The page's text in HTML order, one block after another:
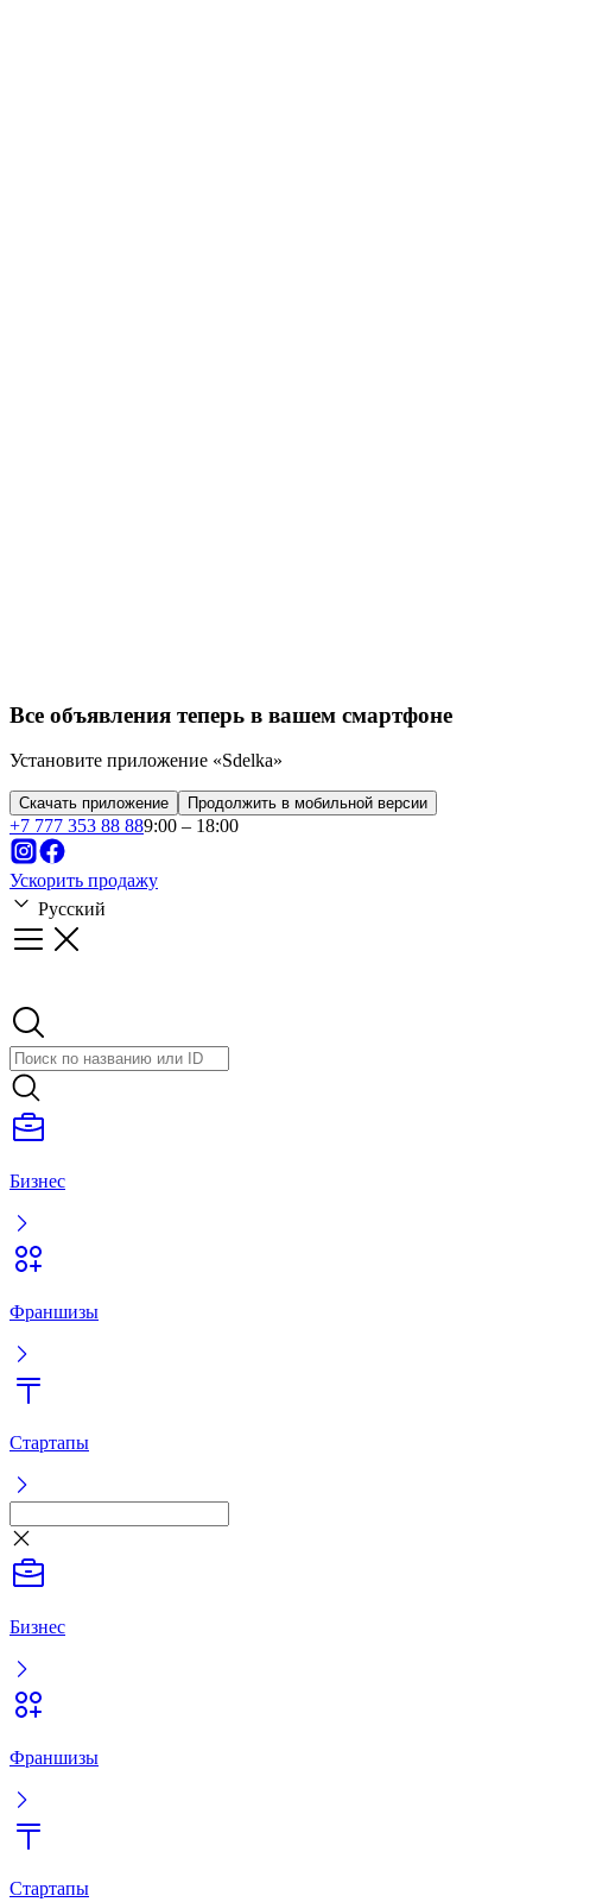
Все объявления теперь в вашем смартфоне
Установите приложение «Sdelka»
Скачать приложение Продолжить в мобильной версии
+7 777 353 88 889:00 – 18:00
Ускорить продажу
Русский
Бизнес
Франшизы
Стартапы
Бизнес
Франшизы
Стартапы